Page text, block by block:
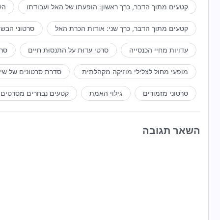
קטעים מתוך הדבר, כרך ראשון: הופעתו של האל ועבודתו
קטעים מתוך הדבר, כרך שני: אודות הכרת האל סרטוני
עדויות מחיי הכנסייה סרטי עדוּת על התנסוּת חיים
מופעי מחול לצלילי מוזיקה מקהלתית סדרת סרטונים של
סרטוני מזמורים גילוי האמת קטעים נבחרים מסרטים
השאר תגובה